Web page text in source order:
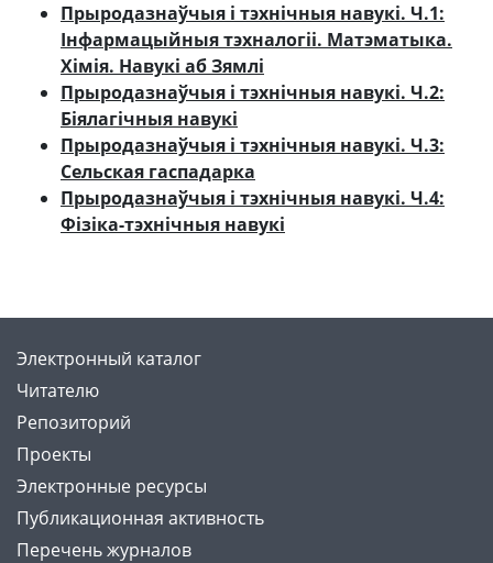
Прыродазнаўчыя і тэхнічныя навукі. Ч.1:
Інфармацыйныя тэхналогіі. Матэматыка.
Хімія. Навукі аб Зямлі
Прыродазнаўчыя і тэхнічныя навукі. Ч.2:
Біялагічныя навукі
Прыродазнаўчыя і тэхнічныя навукі. Ч.3:
Сельская гаспадарка
Прыродазнаўчыя і тэхнічныя навукі. Ч.4:
Фізіка-тэхнічныя навукі
Электронный каталог
Читателю
Репозиторий
Проекты
Электронные ресурсы
Публикационная активность
Перечень журналов